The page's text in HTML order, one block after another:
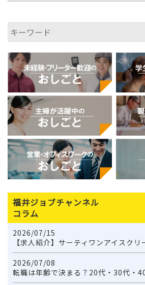
福井ジョブチャンネル
コラム
2026/07/15
【求人紹介】サーティワンアイスク
2026/07/08
転職は年齢で決まる？20代・30代・